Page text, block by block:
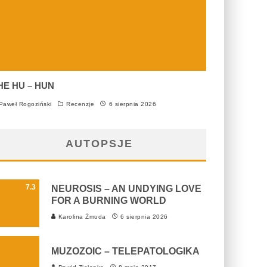
HU – HUN
Rogoziński Recenzje 6 sierpnia 2026
AUTOPSJE
7.3
NEUROSIS – AN UNDYING LOVE
FOR A BURNING WORLD
Karolina Żmuda 6 sierpnia 2026
MUZOZOIC – TELEPATOLOGIKA